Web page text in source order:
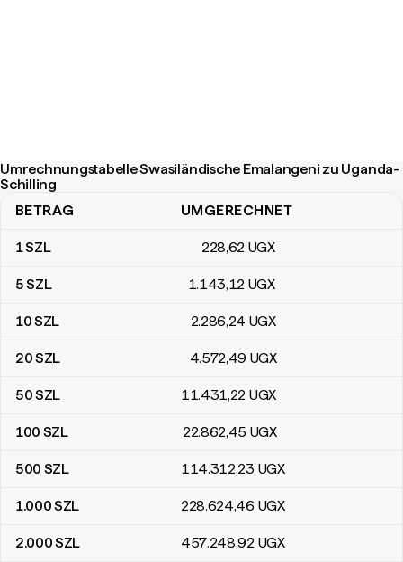
Umrechnungstabelle Swasiländische Emalangeni zu Uganda-
Schilling
Umrechnungstabelle Swasiländische Emalangeni zu Uganda-
BETRAG UMGERECHNET
1SZL 228,62 UGX
5SZL 1.143,12 UGX
10SZL 2.286,24 UGX
20SZL 4.572,49 UGX
50SZL 11.431,22 UGX
100 SZL 22.862,45 UGX
500 SZL 114.312,23 UGX
1.000SZL 228.624,46 UGX
2.000SZL 457.248,92 UGX